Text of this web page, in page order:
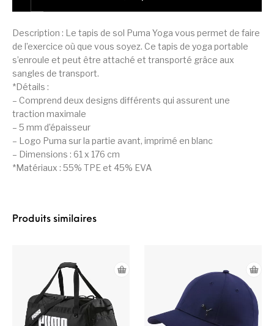
Description : Le tapis de sol Puma Yoga vous permet de faire
de l’exercice où que vous soyez. Ce tapis de yoga portable
s’enroule et peut être attaché et transporté grâce aux
sangles de transport.
*Détails :
– Comprend deux designs différents qui assurent une
traction maximale
– 5 mm d’épaisseur
– Logo Puma sur la partie avant, imprimé en blanc
– Dimensions : 61 x 176 cm
*Matériaux : 55% TPE et 45% EVA
Produits similaires